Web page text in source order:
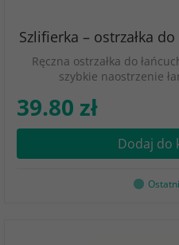
Szlifierka – ostrzałka
Ręczna ostrzałka do
szybkie naostrzenie
39.80 zł
Dodaj do